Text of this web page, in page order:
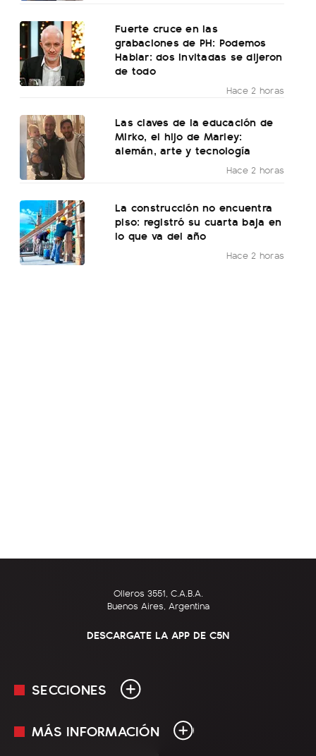
Fuerte cruce en las
grabaciones de PH: Podemos
Hablar: dos invitadas se dijeron
de todo
Hace 2 horas
Las claves de la educación de
Mirko, el hijo de Marley:
alemán, arte y tecnología
Hace 2 horas
La construcción no encuentra
piso: registró su cuarta baja en
lo que va del año
Hace 2 horas
Olleros 3551, C.A.B.A.
Buenos Aires, Argentina
DESCARGATE LA APP DE C5N
SECCIONES
En Vivo
MÁS INFORMACIÓN